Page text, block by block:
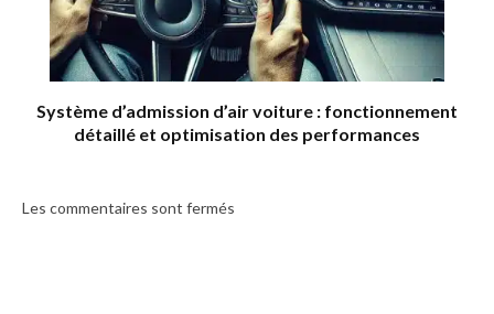
Système d’admission d’air voiture : fonctionnement
détaillé et optimisation des performances
Les commentaires sont fermés